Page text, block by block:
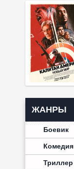
ЖАНРЫ
Боевик
Комедия
Триллер